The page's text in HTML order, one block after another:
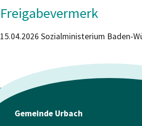
Freigabevermerk
15.04.2026 Sozialministerium Baden-
Gemeinde Urbach